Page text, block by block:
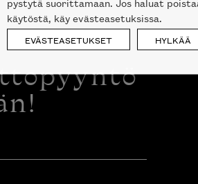
käytöstä, käy evästeasetuksissa.
EVÄSTEASETUKSET HYLKÄÄ